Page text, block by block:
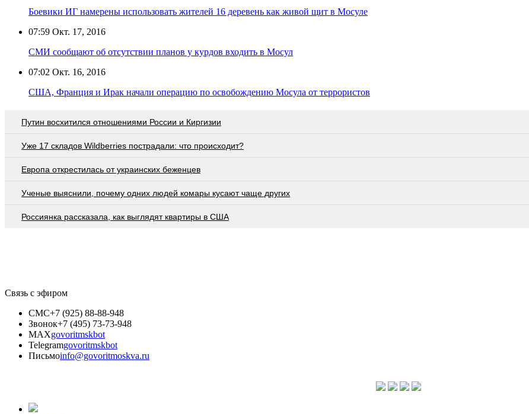
Боевики ИГ намерены использовать жителей 16 деревень как живой щит в Мосуле
07:59 Окт. 17, 2016
СМИ сообщают об отсутствии планов у курдов входить в Мосул
07:02 Окт. 16, 2016
США, Франция и Ирак начали операцию по освобождению Мосула от террористов
Путин восхитился отношениями России и Киргизии
Уже 17 складов Wildberries пострадали: что происходит?
Европа открестилась от украинских беженцев
Ученые выяснили, почему одних людей комары кусают чаще других
Россиянка рассказала, как выглядят квартиры в США
Связь с эфиром
СМС+7 (925) 88-88-948
Звонок+7 (495) 73-73-948
MAXgovoritmskbot
Telegramgovoritmskbot
Письмоinfo@govoritmoskva.ru